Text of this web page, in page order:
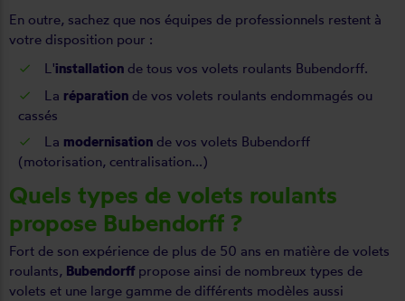
En outre, sachez que nos équipes de professionnels restent à
votre disposition pour :
L'installation de tous vos volets roulants Bubendorff.
La réparation de vos volets roulants endommagés ou
cassés
La modernisation de vos volets Bubendorff
(motorisation, centralisation...)
Quels types de volets roulants
propose Bubendorff ?
Fort de son expérience de plus de 50 ans en matière de volets
roulants, Bubendorff propose ainsi de nombreux types de
volets et une large gamme de différents modèles aussi